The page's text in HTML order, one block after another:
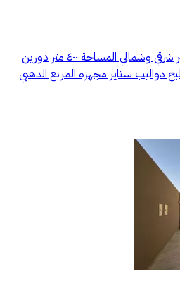
فله للايجار شارعين عرض ٢٠ متر شرقي وشمالي المساحة ٤٠٠ متر دورين
دواليب ستاير مجهزه المربع الذهبي